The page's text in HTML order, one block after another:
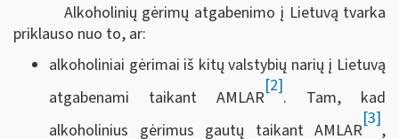
Alkoholinių gėrimų atgabenimo į Lietuvą tvarka
priklauso nuo to, ar:
alkoholiniai gėrimai iš kitų valstybių narių į Lietuvą
atgabenami taikant AMLAR
[2]
. Tam, kad
alkoholinius gėrimus gautų taikant AMLAR
[3]
,